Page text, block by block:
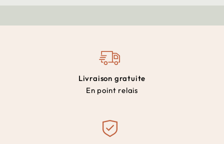
Livraison gratuite
En point relais